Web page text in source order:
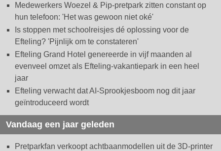
Medewerkers Woezel & Pip-pretpark zitten constant op
hun telefoon: 'Het was gewoon niet oké'
Is stoppen met schoolreisjes dé oplossing voor de
Efteling? 'Pijnlijk om te constateren'
Efteling Grand Hotel genereerde in vijf maanden al
evenveel omzet als Efteling-vakantiepark in een heel
jaar
Efteling verwacht dat AI-Sprookjesboom nog dit jaar
geïntroduceerd wordt
Vandaag een jaar geleden
Pretparkfan verkoopt achtbaanmodellen uit de 3D-printer